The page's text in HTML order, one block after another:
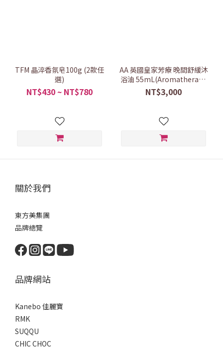
TFM 晶淬香氛皂100g (2款任
選)
NT$430 ~ NT$780
AA 英國皇家芳療 晚間舒緩沐
浴油 55mL(Aromatherapy
Associates)
NT$3,000
關於我們
東方美集團
品牌總覽
品牌網站
Kanebo 佳麗寶
RMK
SUQQU
CHIC CHOC